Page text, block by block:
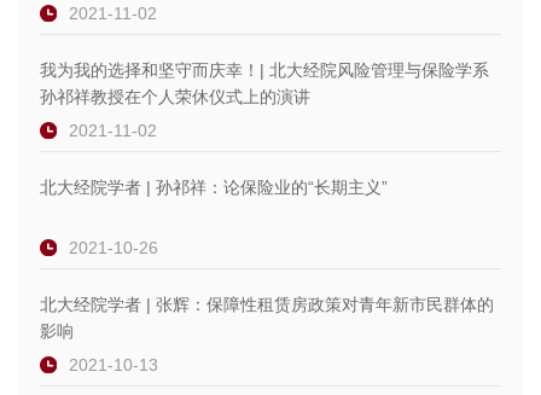
2021-11-02
我为我的选择和坚守而庆幸！| 北大经院风险管理与保险学系
孙祁祥教授在个人荣休仪式上的演讲
2021-11-02
北大经院学者 | 孙祁祥：论保险业的“长期主义”
2021-10-26
北大经院学者 | 张辉：保障性租赁房政策对青年新市民群体的
影响
2021-10-13